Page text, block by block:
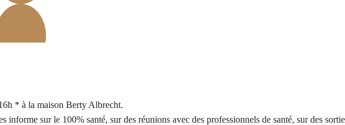
* à la maison Berty Albrecht.
informe sur le 100% santé, sur des réunions avec des professionnels de santé, sur des